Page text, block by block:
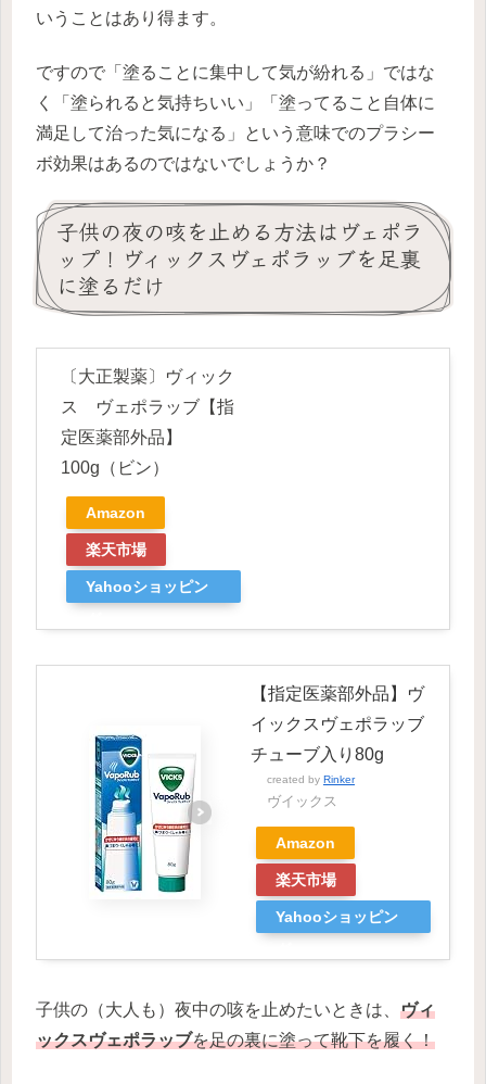
いうことはあり得ます。
ですので「塗ることに集中して気が紛れる」ではな
く「塗られると気持ちいい」「塗ってること自体に
満足して治った気になる」という意味でのプラシー
ボ効果はあるのではないでしょうか？
子供の夜の咳を止める方法はヴェポラ
ップ！ヴィックスヴェポラッブを足裏
に塗るだけ
〔大正製薬〕ヴィック
ス ヴェポラッブ【指
定医薬部外品】
100g（ビン）
Amazon
楽天市場
Yahooショッピン
【指定医薬部外品】ヴ
イックスヴェポラッブ
チューブ入り80g
created by Rinker
ヴイックス
Amazon
楽天市場
Yahooショッピン
子供の（大人も）夜中の咳を止めたいときは、 ヴィ
ックスヴェポラッブを足の裏に塗って靴下を履く！